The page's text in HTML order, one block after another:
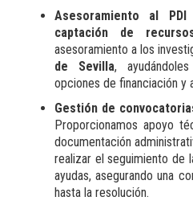
Asesoramiento al
captación de
asesoramiento a los
de Sevilla,
opciones de financiación y
Gestión de
Proporcionamos apoyo
documentación
realizar el seguimiento de
ayudas, asegurando una
hasta la resolución.